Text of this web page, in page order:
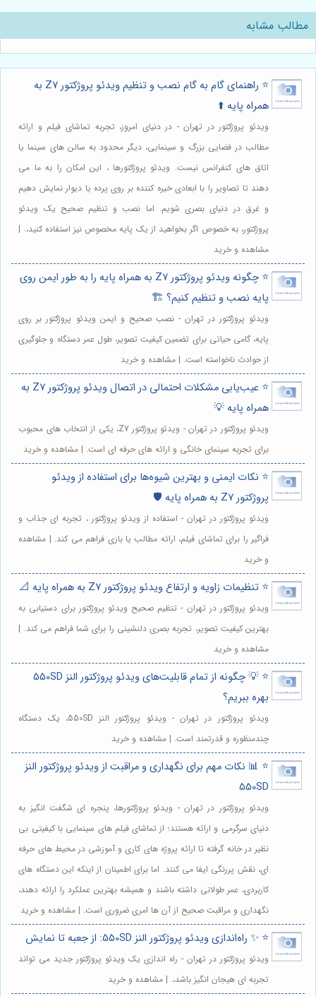
مطالب مشابه
⭐️ راهنمای گام به گام نصب و تنظیم ویدئو پروژکتور Z7 به
همراه پایه ⬆️
ویدئو پروژکتور در تهران - در دنیای امروز، تجربه تماشای فیلم و ارائه
مطالب در فضایی بزرگ و سینمایی، دیگر محدود به سالن های سینما یا
اتاق های کنفرانس نیست. ویدئو پروژکتورها ، این امکان را به ما می
دهند تا تصاویر را با ابعادی خیره کننده بر روی پرده یا دیوار نمایش دهیم
و غرق در دنیای بصری شویم. اما نصب و تنظیم صحیح یک ویدئو
پروژکتور، به خصوص اگر بخواهید از یک پایه مخصوص نیز استفاده کنید،. |
مشاهده و خرید
⭐️ چگونه ویدئو پروژکتور Z7 به همراه پایه را به طور ایمن روی
پایه نصب و تنظیم کنیم؟ 🏗️
ویدئو پروژکتور در تهران - نصب صحیح و ایمن ویدئو پروژکتور بر روی
پایه، گامی حیاتی برای تضمین کیفیت تصویر، طول عمر دستگاه و جلوگیری
از حوادث ناخواسته است. | مشاهده و خرید
⭐️ عیب‌یابی مشکلات احتمالی در اتصال ویدئو پروژکتور Z7 به
همراه پایه 💡
ویدئو پروژکتور در تهران - ویدئو پروژکتور Z7، یکی از انتخاب های محبوب
برای تجربه سینمای خانگی و ارائه های حرفه ای است. | مشاهده و خرید
⭐️ نکات ایمنی و بهترین شیوه‌ها برای استفاده از ویدئو
پروژکتور Z7 به همراه پایه 🛡️
ویدئو پروژکتور در تهران - استفاده از ویدئو پروژکتور ، تجربه ای جذاب و
فراگیر را برای تماشای فیلم، ارائه مطالب یا بازی فراهم می کند. | مشاهده
و خرید
⭐️ تنظیمات زاویه و ارتفاع ویدئو پروژکتور Z7 به همراه پایه 📐
ویدئو پروژکتور در تهران - تنظیم صحیح ویدئو پروژکتور برای دستیابی به
بهترین کیفیت تصویر، تجربه بصری دلنشینی را برای شما فراهم می کند. |
مشاهده و خرید
⭐️ 💡 چگونه از تمام قابلیت‌های ویدئو پروژکتور النز 550SD
بهره ببریم؟
ویدئو پروژکتور در تهران - ویدئو پروژکتور النز 550SD، یک دستگاه
چندمنظوره و قدرتمند است. | مشاهده و خرید
⭐️ 📊 نکات مهم برای نگهداری و مراقبت از ویدئو پروژکتور النز
550SD
ویدئو پروژکتور در تهران - ویدئو پروژکتورها، پنجره ای شگفت انگیز به
دنیای سرگرمی و ارائه هستند؛ از تماشای فیلم های سینمایی با کیفیتی بی
نظیر در خانه گرفته تا ارائه پروژه های کاری و آموزشی در محیط های حرفه
ای، نقش پررنگی ایفا می کنند. اما برای اطمینان از اینکه این دستگاه های
کاربردی، عمر طولانی داشته باشند و همیشه بهترین عملکرد را ارائه دهند،
نگهداری و مراقبت صحیح از آن ها امری ضروری است. | مشاهده و خرید
⭐️ ✨ راه‌اندازی ویدئو پروژکتور النز 550SD: از جعبه تا نمایش
ویدئو پروژکتور در تهران - راه اندازی یک ویدئو پروژکتور جدید می تواند
تجربه ای هیجان انگیز باشد،. | مشاهده و خرید